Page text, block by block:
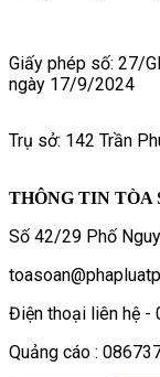
Giấy phép số: 27/
ngày 17/9/2024
Trụ sở: 142 Trần
THÔNG TIN TÒA
Số 42/29 Phố
Điện thoại liên hệ -
Quảng cáo :